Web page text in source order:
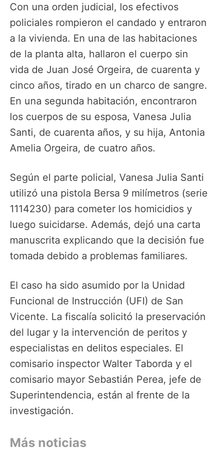
Con una orden judicial, los efectivos
policiales rompieron el candado y entraron
a la vivienda. En una de las habitaciones
de la planta alta, hallaron el cuerpo sin
vida de Juan José Orgeira, de cuarenta y
cinco años, tirado en un charco de sangre.
En una segunda habitación, encontraron
los cuerpos de su esposa, Vanesa Julia
Santi, de cuarenta años, y su hija, Antonia
Amelia Orgeira, de cuatro años.
Según el parte policial, Vanesa Julia Santi
utilizó una pistola Bersa 9 milímetros (serie
1114230) para cometer los homicidios y
luego suicidarse. Además, dejó una carta
manuscrita explicando que la decisión fue
tomada debido a problemas familiares.
El caso ha sido asumido por la Unidad
Funcional de Instrucción (UFI) de San
Vicente. La fiscalía solicitó la preservación
del lugar y la intervención de peritos y
especialistas en delitos especiales. El
comisario inspector Walter Taborda y el
comisario mayor Sebastián Perea, jefe de
Superintendencia, están al frente de la
investigación.
Más noticias